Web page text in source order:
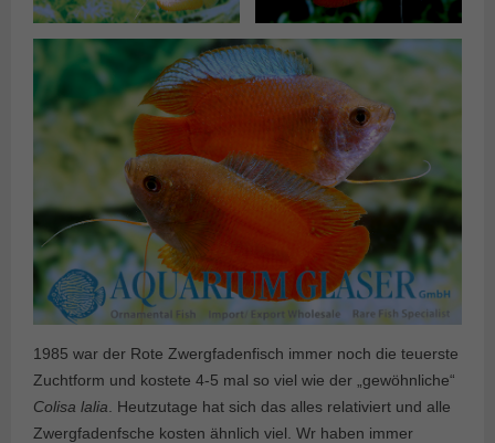
1985 war der Rote Zwergfadenfisch immer noch die teuerste
Zuchtform und kostete 4-5 mal so viel wie der „gewöhnliche“
Colisa lalia . Heutzutage hat sich das alles relativiert und alle
Zwergfadenfsche kosten ähnlich viel. Wr haben immer